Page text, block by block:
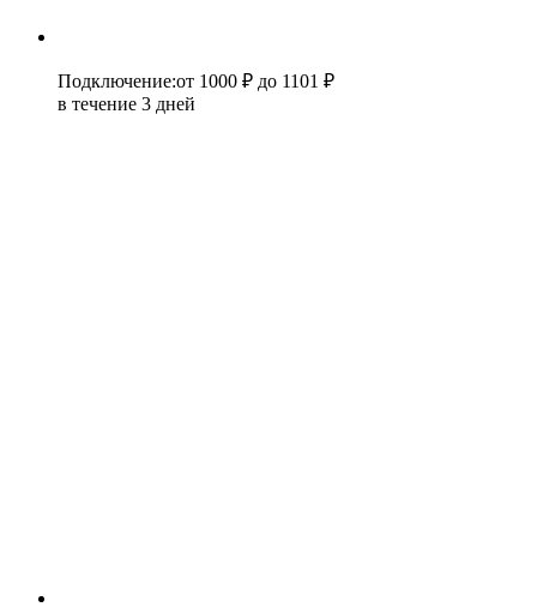
Подключение:от 1000 ₽ до 1101 ₽
в течение 3 дней